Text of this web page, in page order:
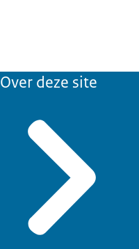
Over deze site